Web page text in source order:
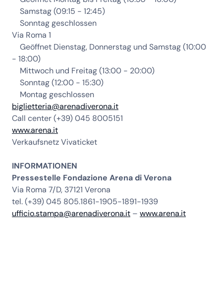
Samstag (09:15 - 12:45)
Sonntag geschlossen
Via Roma 1
Geöffnet Dienstag, Donnerstag und Samstag (10:00
- 18:00)
Mittwoch und Freitag (13:00 - 20:00)
Sonntag (12:00 - 15:30)
Montag geschlossen
biglietteria@arenadiverona.it
Call center (+39) 045 8005151
www.arena.it
Verkaufsnetz Vivaticket
INFORMATIONEN
Pressestelle Fondazione Arena di Verona
Via Roma 7/D, 37121 Verona
tel. (+39) 045 805.1861-1905-1891-1939
ufficio.stampa@arenadiverona.it – www.arena.it